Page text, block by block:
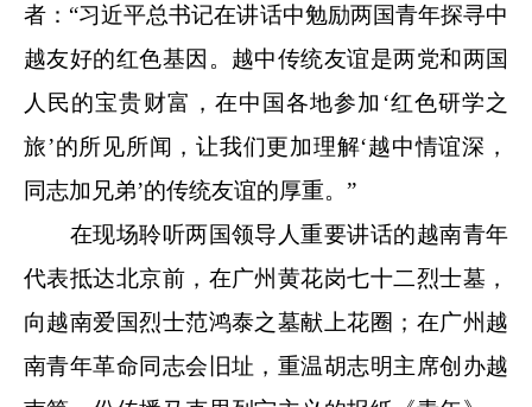
者：“习近平总书记在讲话中勉励两国青年探寻中
越友好的红色基因。越中传统友谊是两党和两国
人民的宝贵财富，在中国各地参加‘红色研学之
旅’的所见所闻，让我们更加理解‘越中情谊深，
同志加兄弟’的传统友谊的厚重。”
在现场聆听两国领导人重要讲话的越南青年
代表抵达北京前，在广州黄花岗七十二烈士墓，
向越南爱国烈士范鸿泰之墓献上花圈；在广州越
南青年革命同志会旧址，重温胡志明主席创办越